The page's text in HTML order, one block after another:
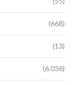
(668)
(13)
(6.036)